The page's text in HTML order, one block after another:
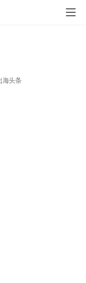
海头条